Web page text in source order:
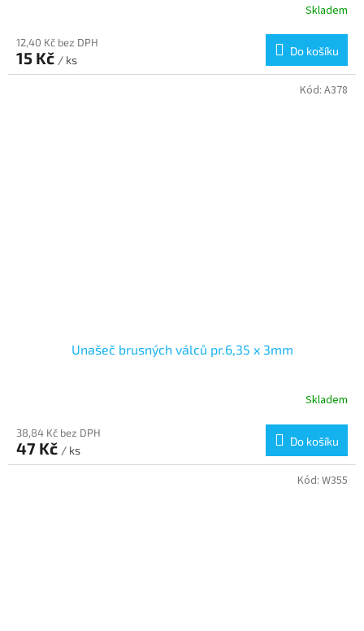
Skladem
12,40 Kč bez DPH
15 Kč / ks
Do košíku
Unašeč brusných válců pr.6,35 x 3mm
Skladem
38,84 Kč bez DPH
47 Kč / ks
Do košíku
Kód: A378
Kód: W355